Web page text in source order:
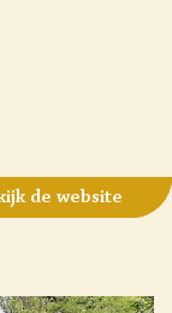
de website